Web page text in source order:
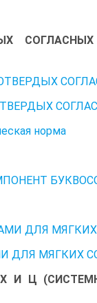
СОГЛАСНЫХ
норма
ДЛЯ
ДЛЯ МЯГКИХ
И Ц